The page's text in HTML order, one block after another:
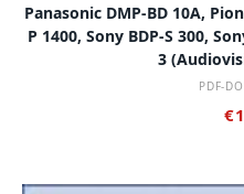
Panasonic DMP-BD 10A,
P 1400, Sony BDP-S 300,
3
PDF-
€